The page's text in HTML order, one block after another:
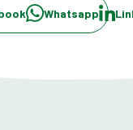
Whatsapp